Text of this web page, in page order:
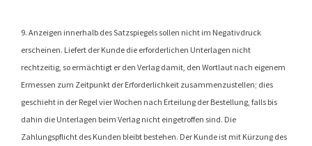
9. Anzeigen innerhalb des Satzspiegels sollen nicht im Negativdruck
erscheinen. Liefert der Kunde die erforderlichen Unterlagen nicht
rechtzeitig, so ermächtigt er den Verlag damit, den Wortlaut nach eigenem
Ermessen zum Zeitpunkt der Erforderlichkeit zusammenzustellen; dies
geschieht in der Regel vier Wochen nach Erteilung der Bestellung, falls bis
dahin die Unterlagen beim Verlag nicht eingetroffen sind. Die
Zahlungspflicht des Kunden bleibt bestehen. Der Kunde ist mit Kürzung des